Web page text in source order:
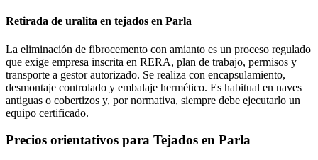
Retirada de uralita en tejados en Parla
La eliminación de fibrocemento con amianto es un proceso regulado
que exige empresa inscrita en RERA, plan de trabajo, permisos y
transporte a gestor autorizado. Se realiza con encapsulamiento,
desmontaje controlado y embalaje hermético. Es habitual en naves
antiguas o cobertizos y, por normativa, siempre debe ejecutarlo un
equipo certificado.
Precios orientativos para Tejados en Parla